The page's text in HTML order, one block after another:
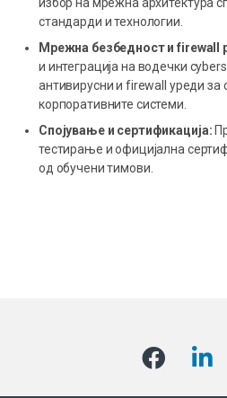
стандарди и технологии.
Мрежна безбедност и firewall
и интеграција на водечки
антивирусни и firewall уреди за
корпоративните системи.
Спојување и сертификација:
тестирање и официјална
од обучени тимови.